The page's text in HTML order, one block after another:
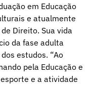
em Educação
e atualmente
Direito. Sua vida
da fase adulta
estudos. “Ao
pela Educação e
e a atividade